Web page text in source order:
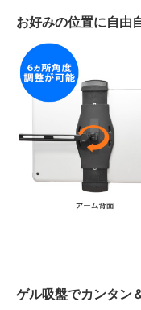
お好みの位置に自由
ゲル吸盤でカンタン